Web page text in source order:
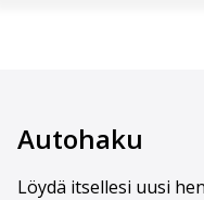
Autohaku
Löydä itsellesi uusi